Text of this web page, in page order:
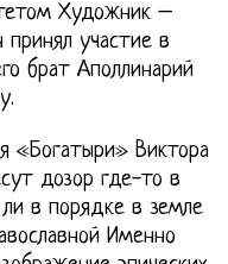
Художник –
участие в
брат Аполлинарий
«Богатыри» Виктора
дозор где-то в
в порядке в земле
Именно